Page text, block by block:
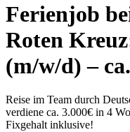
Ferienjob
Roten
(m/w/d) –
Reise im Team durch
verdiene ca. 3.000€ in 4
Fixgehalt inklusive!